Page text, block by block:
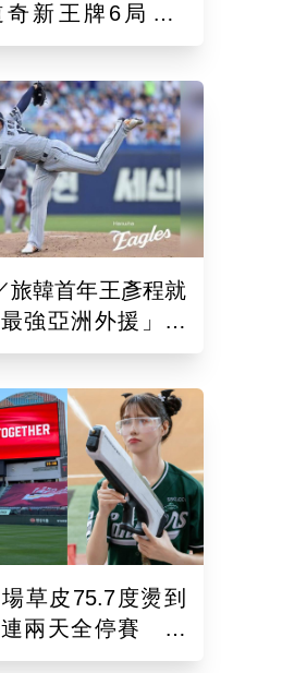
新王牌6局失2
首秀吞第六敗
旅韓首年王彥程就
強亞洲外援」紀
7K奪單季第10勝
草皮75.7度燙到
兩天全停賽 工
迷頻傳熱傷害